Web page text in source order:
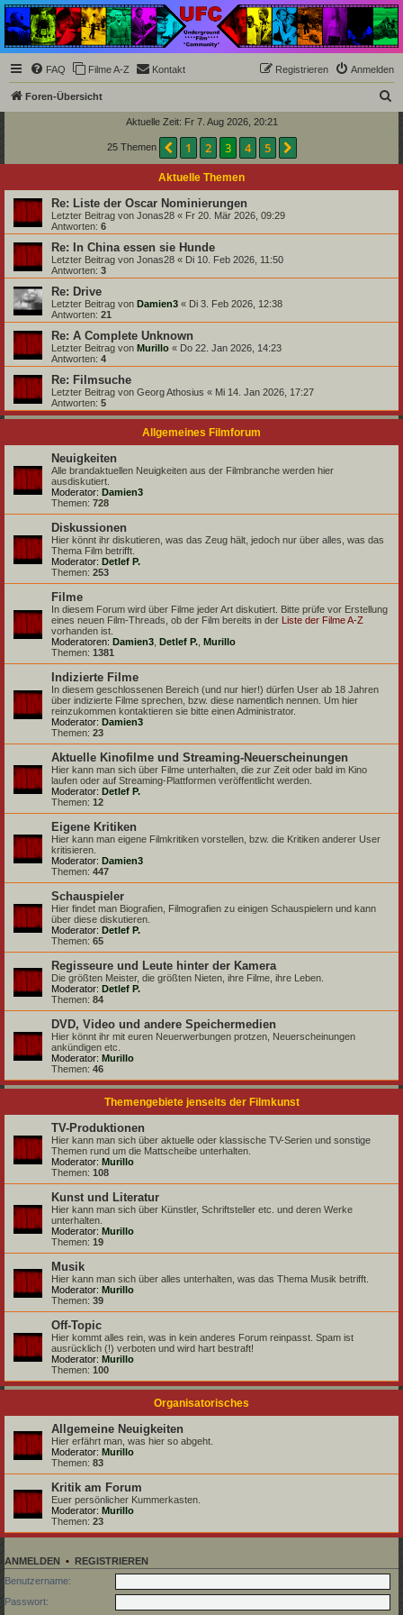
Underground Film
Community
Die Underground Film Community ist ein deutschsprachiges Filmforum und ein Paradies
für Cineasten und Filmsüchtige jenseits des Mainstreams.
FAQ Filme A-Z Kontakt Anmelden
Registrieren
Foren-Übersicht
Aktuelle Zeit: Fr 7. Aug 2026, 20:21
25 Themen Vorherige
1 2 3 4 5
Aktuelle Themen
Re: Liste der Oscar Nominierungen
Letzter Beitrag von Jonas28 « Fr 20. Mär 2026, 09:29
Antworten: 6
Re: In China essen sie Hunde
Letzter Beitrag von Jonas28 « Di 10. Feb 2026, 11:50
Antworten: 3
Re: Drive
Letzter Beitrag von Damien3 « Di 3. Feb 2026, 12:38
Antworten: 21
Re: A Complete Unknown
Letzter Beitrag von Murillo « Do 22. Jan 2026, 14:23
Antworten: 4
Re: Filmsuche
Letzter Beitrag von Georg Athosius « Mi 14. Jan 2026, 17:27
Antworten: 5
Allgemeines Filmforum
Neuigkeiten
Alle brandaktuellen Neuigkeiten aus der Filmbranche werden hier
ausdiskutiert.
Moderator: Damien3
Themen: 728
Diskussionen
Hier könnt ihr diskutieren, was das Zeug hält, jedoch nur über alles, was das
Thema Film betrifft.
Moderator: Detlef P.
Themen: 253
Filme
In diesem Forum wird über Filme jeder Art diskutiert. Bitte prüfe vor Erstellung
eines neuen Film-Threads, ob der Film bereits in der Liste der Filme A-Z
vorhanden ist.
Moderatoren: Damien3 Detlef P. Murillo
Themen: 1381
Indizierte Filme
In diesem geschlossenen Bereich (und nur hier!) dürfen User ab 18 Jahren
über indizierte Filme sprechen, bzw. diese namentlich nennen. Um hier
reinzukommen kontaktieren sie bitte einen Administrator.
Moderator: Damien3
Themen: 23
Aktuelle Kinofilme und Streaming-Neuerscheinungen
Hier kann man sich über Filme unterhalten, die zur Zeit oder bald im Kino
laufen oder auf Streaming-Plattformen veröffentlicht werden.
Moderator: Detlef P.
Themen: 12
Eigene Kritiken
Hier kann man eigene Filmkritiken vorstellen, bzw. die Kritiken anderer User
kritisieren.
Moderator: Damien3
Themen: 447
Schauspieler
Hier findet man Biografien, Filmografien zu einigen Schauspielern und kann
über diese diskutieren.
Moderator: Detlef P.
Themen: 65
Regisseure und Leute hinter der Kamera
Die größten Meister, die größten Nieten, ihre Filme, ihre Leben.
Moderator: Detlef P.
Themen: 84
DVD, Video und andere Speichermedien
Hier könnt ihr mit euren Neuerwerbungen protzen, Neuerscheinungen
ankündigen etc.
Moderator: Murillo
Themen: 46
Themengebiete jenseits der Filmkunst
TV-Produktionen
Hier kann man sich über aktuelle oder klassische TV-Serien und sonstige
Themen rund um die Mattscheibe unterhalten.
Moderator: Murillo
Themen: 108
Kunst und Literatur
Hier kann man sich über Künstler, Schriftsteller etc. und deren Werke
unterhalten.
Moderator: Murillo
Themen: 19
Musik
Hier kann man sich über alles unterhalten, was das Thema Musik betrifft.
Moderator: Murillo
Themen: 39
Off-Topic
Hier kommt alles rein, was in kein anderes Forum reinpasst. Spam ist
ausrücklich (!) verboten und wird hart bestraft!
Moderator: Murillo
Themen: 100
Organisatorisches
Allgemeine Neuigkeiten
Hier erfährt man, was hier so abgeht.
Moderator: Murillo
Themen: 83
Kritik am Forum
Euer persönlicher Kummerkasten.
Moderator: Murillo
Themen: 23
ANMELDEN • REGISTRIEREN
Benutzername:
Passwort: